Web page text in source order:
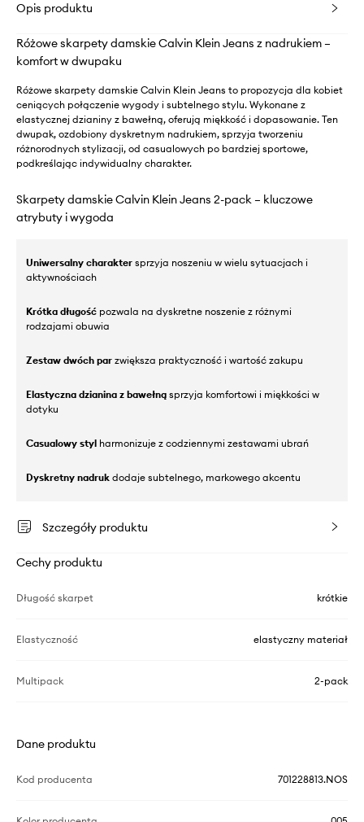
Opis produktu
Różowe skarpety damskie Calvin Klein Jeans z nadrukiem –
komfort w dwupaku
Różowe skarpety damskie Calvin Klein Jeans to propozycja dla kobiet
ceniących połączenie wygody i subtelnego stylu. Wykonane z
elastycznej dzianiny z bawełną, oferują miękkość i dopasowanie. Ten
dwupak, ozdobiony dyskretnym nadrukiem, sprzyja tworzeniu
różnorodnych stylizacji, od casualowych po bardziej sportowe,
podkreślając indywidualny charakter.
Skarpety damskie Calvin Klein Jeans 2-pack – kluczowe
atrybuty i wygoda
Uniwersalny charakter sprzyja noszeniu w wielu sytuacjach i
aktywnościach
Krótka długość pozwala na dyskretne noszenie z różnymi
rodzajami obuwia
Zestaw dwóch par zwiększa praktyczność i wartość zakupu
Elastyczna dzianina z bawełną sprzyja komfortowi i miękkości w
dotyku
Casualowy styl harmonizuje z codziennymi zestawami ubrań
Dyskretny nadruk dodaje subtelnego, markowego akcentu
Szczegóły produktu
Cechy produktu
Długość skarpet krótkie
Elastyczność elastyczny materiał
Multipack 2-pack
Dane produktu
Kod producenta 701228813.NOS